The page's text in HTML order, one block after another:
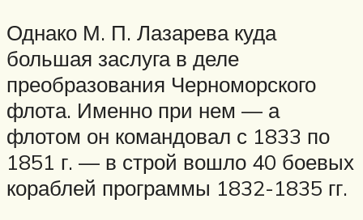
Однако М. П. Лазарева куда
большая заслуга в деле
преобразования Черноморского
флота. Именно при нем — а
флотом он командовал с 1833 по
1851 г. — в строй вошло 40 боевых
кораблей программы 1832-1835 гг.